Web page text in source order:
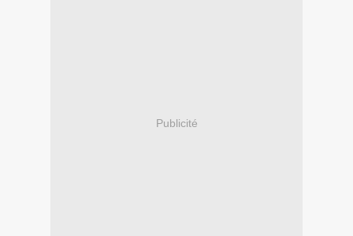
Publicité